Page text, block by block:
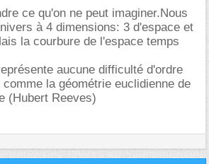
ce qu'on ne peut imaginer.Nous
à 4 dimensions: 3 d'espace et
la courbure de l'espace temps
aucune difficulté d'ordre
la géométrie euclidienne de
(Hubert Reeves)